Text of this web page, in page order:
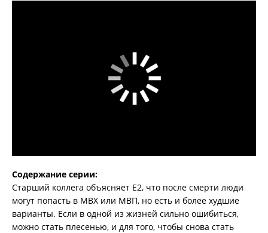
Содержание серии:
Старший коллега объясняет Е2, что после смерти люди
могут попасть в МВХ или МВП, но есть и более худшие
варианты. Если в одной из жизней сильно ошибиться,
можно стать плесенью, и для того, чтобы снова стать